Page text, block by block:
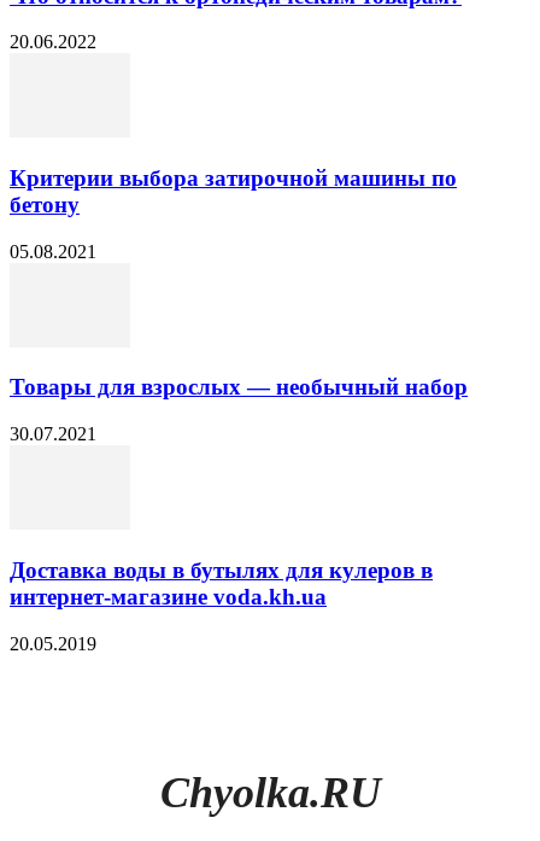
20.06.2022
Критерии выбора затирочной машины по
бетону
05.08.2021
Товары для взрослых — необычный набор
30.07.2021
Доставка воды в бутылях для кулеров в
интернет-магазине voda.kh.ua
20.05.2019
Chyolka.RU